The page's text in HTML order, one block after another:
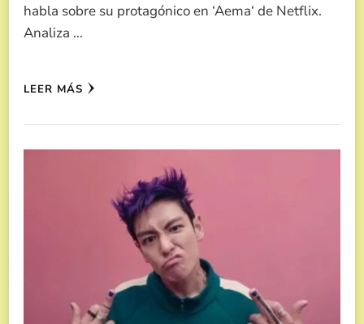
habla sobre su protagónico en ‘Aema‘ de Netflix.
Analiza …
LEER MÁS